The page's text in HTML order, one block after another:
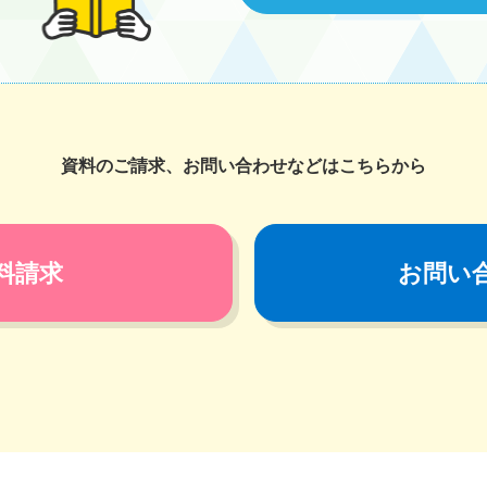
資料のご請求、お問い合わせなどはこちらから
請求 お問い